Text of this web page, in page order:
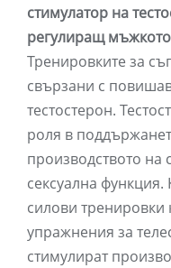
стимулатор на
регулиращ
Тренировките за
свързани с
тестостерон.
роля в
производството на
сексуална функция.
силови тренировки
упражнения за
стимулират